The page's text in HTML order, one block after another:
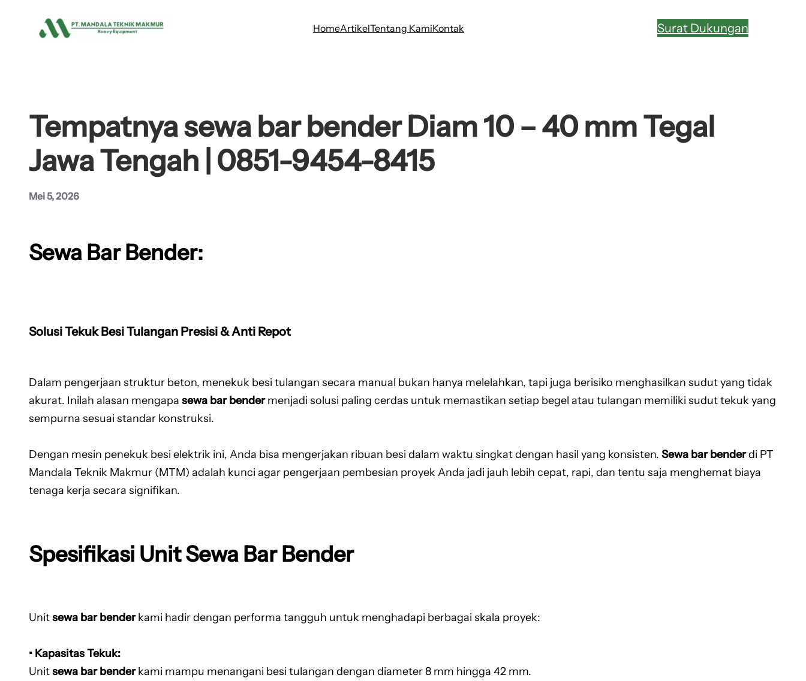
HomeArtikelTentang KamiKontak Surat Dukungan
Tempatnya sewa bar bender Diam 10 – 40 mm Tegal
Jawa Tengah | 0851-9454-8415
Mei 5, 2026
Sewa Bar Bender:
Solusi Tekuk Besi Tulangan Presisi & Anti Repot
Dalam pengerjaan struktur beton, menekuk besi tulangan secara manual bukan hanya melelahkan, tapi juga berisiko menghasilkan sudut yang tidak
akurat. Inilah alasan mengapa sewa bar bendermenjadi solusi paling cerdas untuk memastikan setiap begel atau tulangan memiliki sudut tekuk yang
sempurna sesuai standar konstruksi.
Dengan mesin penekuk besi elektrik ini, Anda bisa mengerjakan ribuan besi dalam waktu singkat dengan hasil yang konsisten. Sewa bar benderdi PT
Mandala Teknik Makmur (MTM) adalah kunci agar pengerjaan pembesian proyek Anda jadi jauh lebih cepat, rapi, dan tentu saja menghemat biaya
tenaga kerja secara signifikan.
Spesifikasi Unit Sewa Bar Bender
Unitsewa bar benderkami hadir dengan performa tangguh untuk menghadapi berbagai skala proyek:
• Kapasitas Tekuk:
Unitsewa bar benderkami mampu menangani besi tulangan dengan diameter 8 mm hingga 42 mm.